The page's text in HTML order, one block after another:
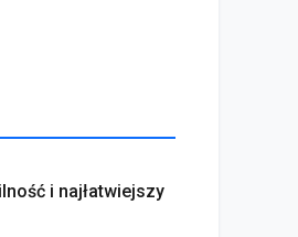
i najłatwiejszy